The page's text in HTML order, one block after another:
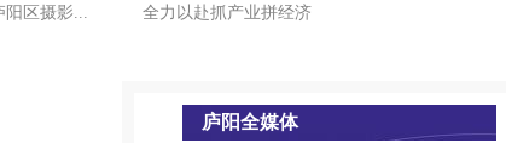
阳区摄影... 全力以赴抓产业拼经济
庐阳全媒体